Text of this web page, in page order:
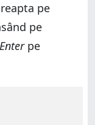
pe
pe
pe